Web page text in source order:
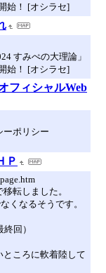
始！ [オシラセ]
すみぺの大理論」
始！ [オシラセ]
フィシャルWeb
ーポリシー
Ｐ
転しました。
くなるそうです。
回）
ころに軟着陸して